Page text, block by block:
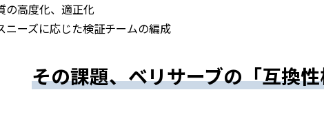
の高度化、適正化
ニーズに応じた検証チームの編成
その課題、ベリサーブの「互換